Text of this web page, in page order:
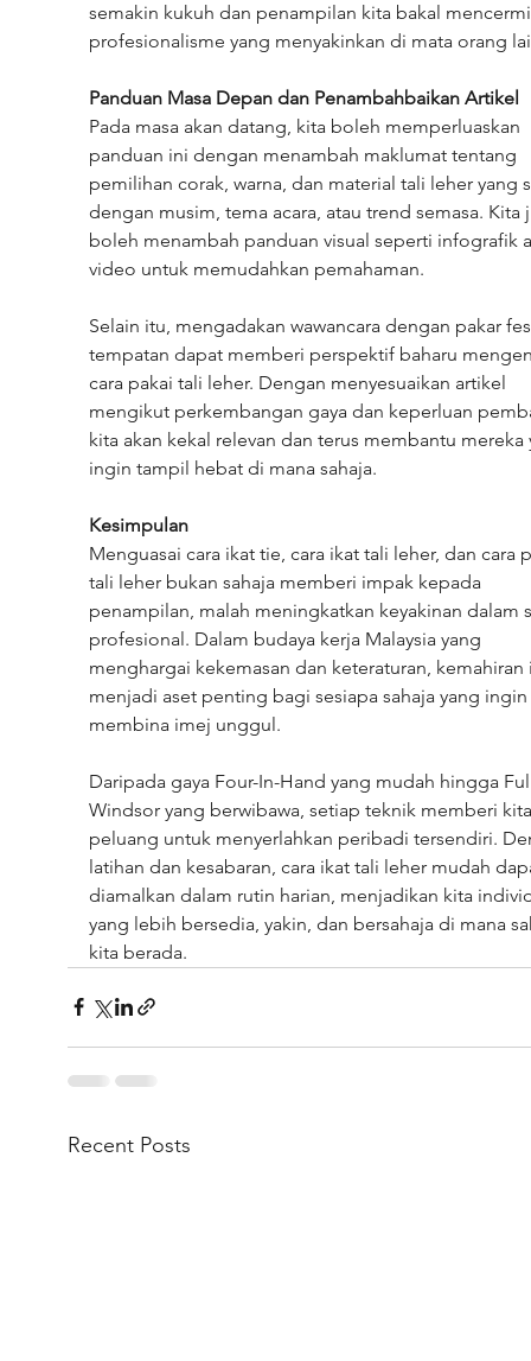
semakin kukuh dan penampilan kita bakal
profesionalisme yang menyakinkan di mata orang
Panduan Masa Depan dan Penambahbaikan Artikel
Pada masa akan datang, kita boleh memperluaskan
panduan ini dengan menambah maklumat tentang
pemilihan corak, warna, dan material tali leher yang
dengan musim, tema acara, atau trend semasa. Kita
boleh menambah panduan visual seperti infografik
video untuk memudahkan pemahaman.
Selain itu, mengadakan wawancara dengan pakar
tempatan dapat memberi perspektif baharu
cara pakai tali leher. Dengan menyesuaikan artikel
mengikut perkembangan gaya dan keperluan
kita akan kekal relevan dan terus membantu
ingin tampil hebat di mana sahaja.
Kesimpulan
Menguasai cara ikat tie, cara ikat tali leher, dan cara
tali leher bukan sahaja memberi impak kepada
penampilan, malah meningkatkan keyakinan dalam
profesional. Dalam budaya kerja Malaysia yang
menghargai kekemasan dan keteraturan,
menjadi aset penting bagi sesiapa sahaja yang ingin
membina imej unggul.
Daripada gaya Four-In-Hand yang mudah hingga
Windsor yang berwibawa, setiap teknik memberi
peluang untuk menyerlahkan peribadi tersendiri.
latihan dan kesabaran, cara ikat tali leher mudah
diamalkan dalam rutin harian, menjadikan kita
yang lebih bersedia, yakin, dan bersahaja di mana
kita berada.
Recent Posts